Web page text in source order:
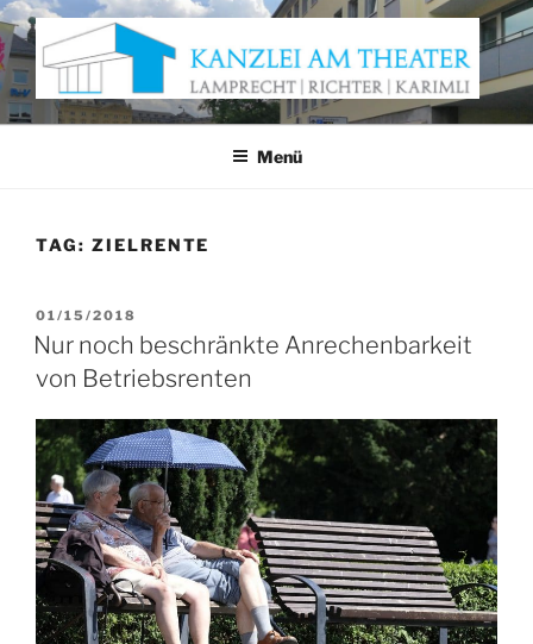
Zum
Inhalt
springen
KANZLEI AM THEATER
Anwaltskanzlei Würzburg
Menü
TAG: ZIELRENTE
VERÖFFENTLICHT
AM
01/15/2018
Nur noch beschränkte Anrechenbarkeit
von Betriebsrenten